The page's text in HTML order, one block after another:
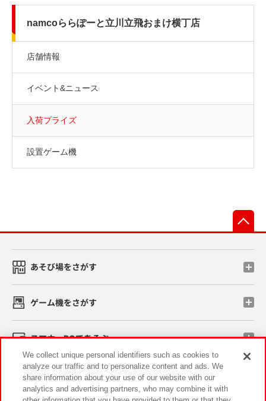
namcoららぽーと立川立飛おまけ横丁店
店舗情報
イベント&ニュース
入荷プライズ
設置ゲーム機
あそび場をさがす
ゲーム機をさがす
スマホ・PCであそぶ
イベント・キャンペーン
We collect unique personal identifiers such as cookies to
analyze our traffic and to personalize content and ads. We
share information about your use of our website with our
analytics and advertising partners, who may combine it with